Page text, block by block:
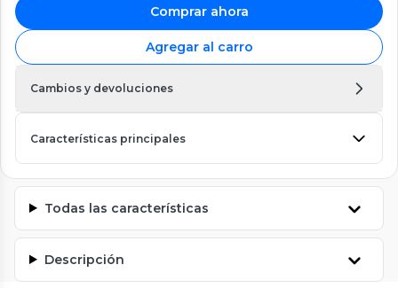
Comprar ahora
Agregar al carro
Cambios y devoluciones
Características principales
Todas las características
Descripción